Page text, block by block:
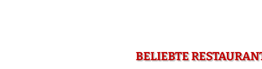
BELIEBTE